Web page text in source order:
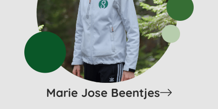
Marie Jose Beentjes